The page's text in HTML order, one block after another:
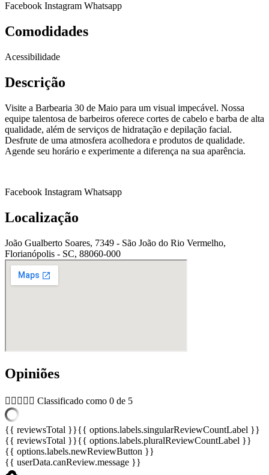
Facebook Instagram Whatsapp
Comodidades
Acessibilidade
Descrição
Visite a Barbearia 30 de Maio para um visual impecável. Nossa
equipe talentosa de barbeiros oferece cortes de cabelo e barba de alta
qualidade, além de serviços de hidratação e depilação facial.
Desfrute de uma atmosfera acolhedora e produtos de qualidade.
Agende seu horário e experimente a diferença na sua aparência.
Facebook Instagram Whatsapp
Localização
João Gualberto Soares, 7349 - São João do Rio Vermelho,
Florianópolis - SC, 88060-000
Opiniões
     Classificado como 0 de 5
{{ reviewsTotal }}{{ options.labels.singularReviewCountLabel }}
{{ reviewsTotal }}{{ options.labels.pluralReviewCountLabel }}
{{ options.labels.newReviewButton }}
{{ userData.canReview.message }}